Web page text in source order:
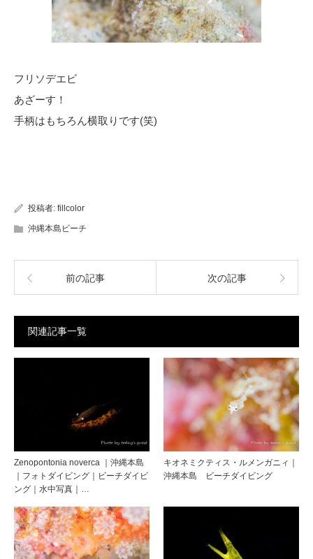
フリソデエビ
あざーす！
手柄はもちろん横取りです(笑)
投稿者: fillcolor
沖縄本島ビーチ
前の記事 次の記事
関連記事一覧
Zenopontonia noverca ｜沖縄本島
｜フォトダイビング｜ビーチダイビ
ング｜水中写真｜…
キオネミクティス・ルメンガニィ｜
沖縄本島 ビーチダイビング